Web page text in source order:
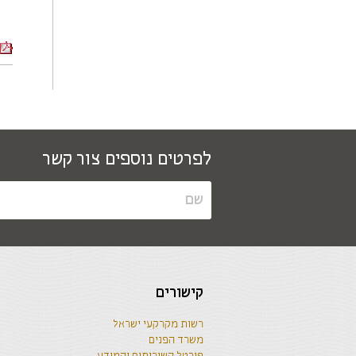
לפרטים נוספים צור קשר
קישורים
רשות מקרקעי ישראל
משרד הפנים